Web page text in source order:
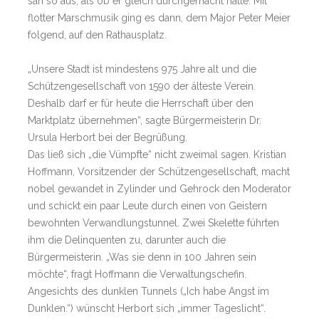
flotter Marschmusik ging es dann, dem Major Peter Meier
folgend, auf den Rathausplatz.
„Unsere Stadt ist mindestens 975 Jahre alt und die
Schützengesellschaft von 1590 der älteste Verein.
Deshalb darf er für heute die Herrschaft über den
Marktplatz übernehmen“, sagte Bürgermeisterin Dr.
Ursula Herbort bei der Begrüßung.
Das ließ sich „die Vümpfte“ nicht zweimal sagen. Kristian
Hoffmann, Vorsitzender der Schützengesellschaft, macht
nobel gewandet in Zylinder und Gehrock den Moderator
und schickt ein paar Leute durch einen von Geistern
bewohnten Verwandlungstunnel. Zwei Skelette führten
ihm die Delinquenten zu, darunter auch die
Bürgermeisterin. „Was sie denn in 100 Jahren sein
möchte“, fragt Hoffmann die Verwaltungschefin.
Angesichts des dunklen Tunnels („Ich habe Angst im
Dunklen.“) wünscht Herbort sich „immer Tageslicht“.